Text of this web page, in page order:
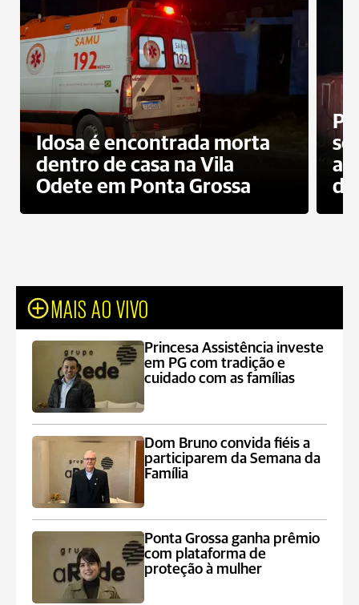
Idosa é encontrada morta
dentro de casa na Vila
Odete em Ponta Grossa
do
MAIS AO VIVO
Princesa Assistência investe
em PG com tradição e
cuidado com as famílias
Dom Bruno convida fiéis a
participarem da Semana da
Família
Ponta Grossa ganha prêmio
com plataforma de
proteção à mulher